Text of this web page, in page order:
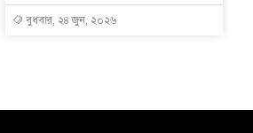
বুধবার, ২৪ জুন, ২০২৬